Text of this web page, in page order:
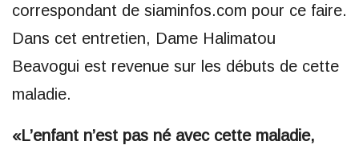
correspondant de siaminfos.com pour ce faire.
Dans cet entretien, Dame Halimatou
Beavogui est revenue sur les débuts de cette
maladie.
«L’enfant n’est pas né avec cette maladie,